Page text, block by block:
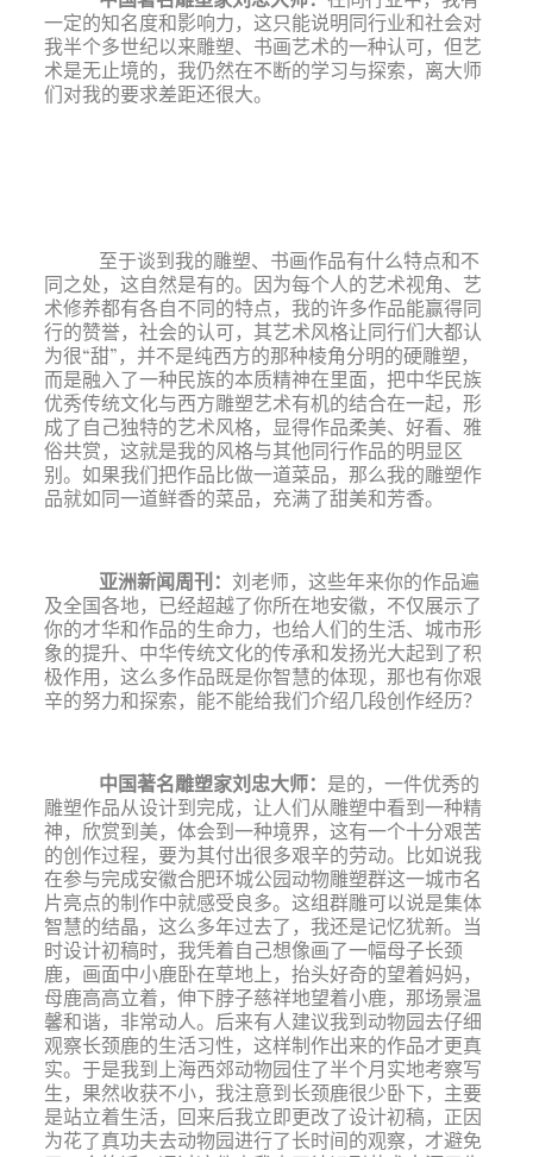
一定的知名度和影响力，这只能说明同行业和社会对
我半个多世纪以来雕塑、书画艺术的一种认可，但艺
术是无止境的，我仍然在不断的学习与探索，离大师
们对我的要求差距还很大。
至于谈到我的雕塑、书画作品有什么特点和不
同之处，这自然是有的。因为每个人的艺术视角、艺
术修养都有各自不同的特点，我的许多作品能赢得同
行的赞誉，社会的认可，其艺术风格让同行们大都认
为很“甜”，并不是纯西方的那种棱角分明的硬雕塑，
而是融入了一种民族的本质精神在里面，把中华民族
优秀传统文化与西方雕塑艺术有机的结合在一起，形
成了自己独特的艺术风格，显得作品柔美、好看、雅
俗共赏，这就是我的风格与其他同行作品的明显区
别。如果我们把作品比做一道菜品，那么我的雕塑作
品就如同一道鲜香的菜品，充满了甜美和芳香。
亚洲新闻周刊 ： 刘老师，这些年来你的作品遍
及全国各地，已经超越了你所在地安徽，不仅展示了
你的才华和作品的生命力，也给人们的生活、城市形
象的提升、中华传统文化的传承和发扬光大起到了积
极作用，这么多作品既是你智慧的体现，那也有你艰
辛的努力和探索，能不能给我们介绍几段创作经历？
中国著名雕塑家刘忠大师： 是的，一件优秀的
雕塑作品从设计到完成，让人们从雕塑中看到一种精
神，欣赏到美，体会到一种境界，这有一个十分艰苦
的创作过程，要为其付出很多艰辛的劳动。比如说我
在参与完成安徽合肥环城公园动物雕塑群这一城市名
片亮点的制作中就感受良多。这组群雕可以说是集体
智慧的结晶，这么多年过去了，我还是记忆犹新。当
时设计初稿时，我凭着自己想像画了一幅母子长颈
鹿，画面中小鹿卧在草地上，抬头好奇的望着妈妈，
母鹿高高立着，伸下脖子慈祥地望着小鹿，那场景温
馨和谐，非常动人。后来有人建议我到动物园去仔细
观察长颈鹿的生活习性，这样制作出来的作品才更真
实。于是我到上海西郊动物园住了半个月实地考察写
生，果然收获不小，我注意到长颈鹿很少卧下，主要
是站立着生活，回来后我立即更改了设计初稿，正因
为花了真功夫去动物园进行了长时间的观察，才避免